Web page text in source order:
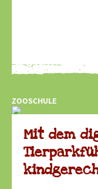
ZOOSCHULE
Mit dem